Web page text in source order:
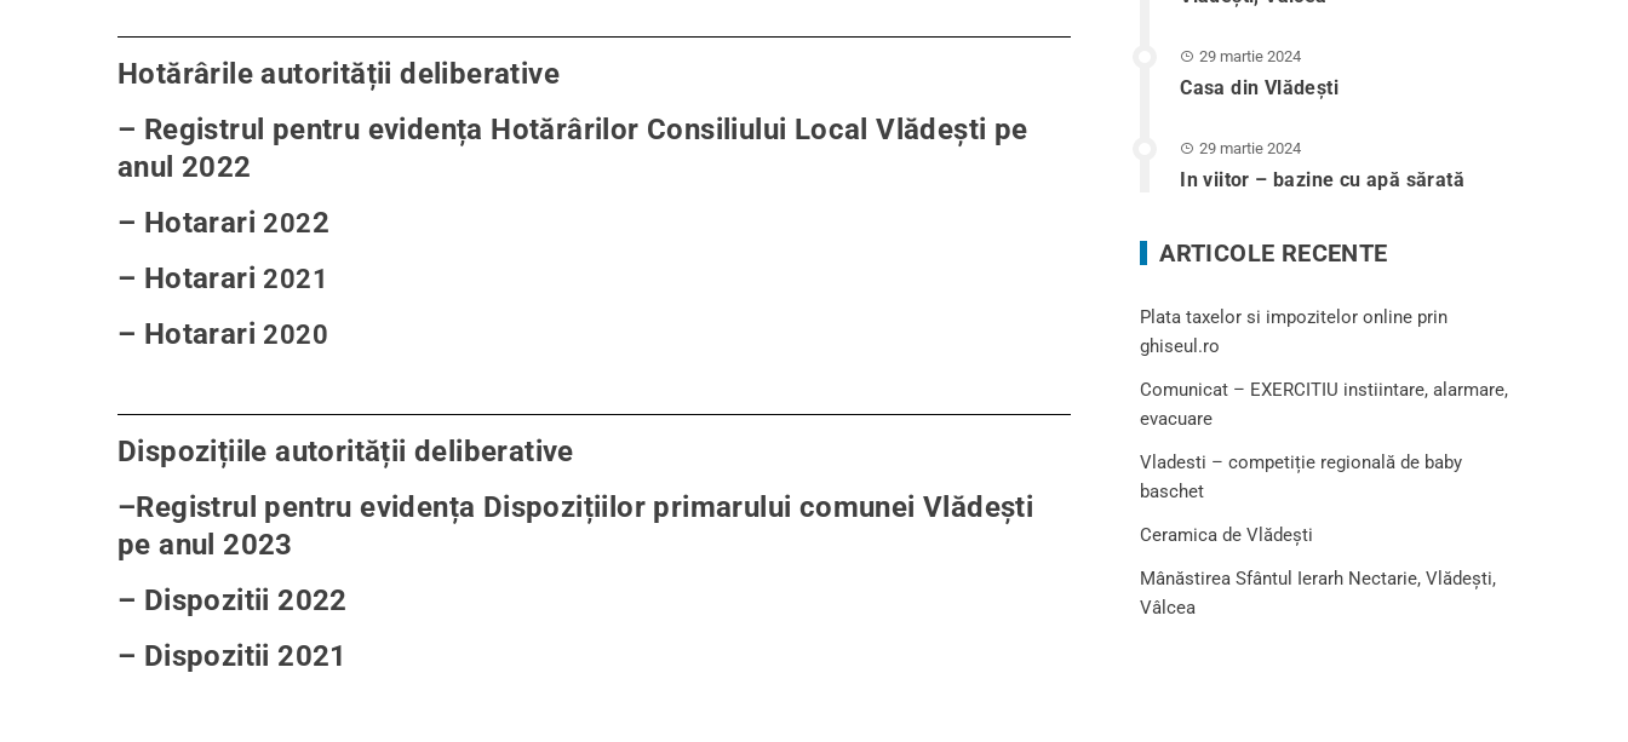
Hotărârile autorității deliberative
– Registrul pentru evidența Hotărârilor Consiliului Local Vlădești pe
anul 2022
– Hotarari2022
– Hotarari2021
– Hotarari2020
Dispozițiile autorității deliberative
–Registrul pentru evidența Dispozițiilor primarului comunei Vlădești
pe anul 2023
– Dispozitii 2022
– Dispozitii 2021
29 martie 2024
Casa din Vlădeşti
29 martie 2024
In viitor – bazine cu apă sărată
ARTICOLE RECENTE
Plata taxelor si impozitelor online prin
ghiseul.ro
Comunicat – EXERCITIU instiintare, alarmare,
evacuare
Vladesti – competiție regională de baby
baschet
Ceramica de Vlădești
Mânăstirea Sfântul Ierarh Nectarie, Vlădești,
Vâlcea